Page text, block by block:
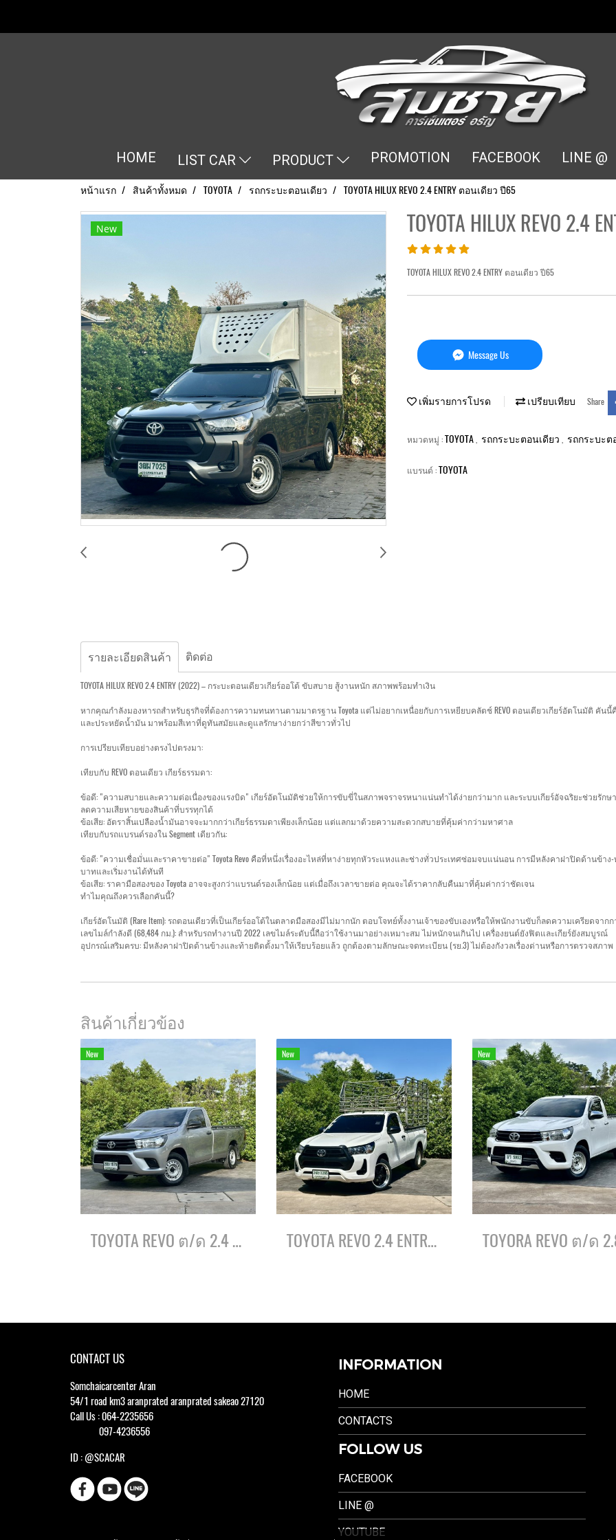
HOME LIST CAR PRODUCT PROMOTION FACEBOOK LINE @
หน้าแรก สินค้าทั้งหมด TOYOTA รถกระบะตอนเดียว TOYOTA HILUX REVO 2.4 ENTRY ตอนเดียว ปี65
New TOYOTA HILUX REVO
TOYOTA HILUX REVO 2.4 ENTRY ตอนเดียว ปี65
Message Us
เพิ่มรายการโปรด เปรียบเทียบ Share
หมวดหมู่ :TOYOTA รถกระบะตอนเดียว รถกระบะต
แบรนด์ :TOYOTA
รายละเอียดสินค้า ติดต่อ
TOYOTA HILUX REVO 2.4 ENTRY (2022) – กระบะตอนเดียวเกียร์ออโต้ ขับสบาย สู้งานหนัก สภาพพร้อมทำเงิน
หากคุณกำลังมองหารถสำหรับธุรกิจที่ต้องการความทนทานตามมาตรฐาน Toyota แต่ไม่อยากเหนื่อยกับการเหยียบคลัตช์ REVO ตอนเดียวเกียร์อัตโนมัติ คันนี้คื
และประหยัดน้ำมัน มาพร้อมสีเทาที่ดูทันสมัยและดูแลรักษาง่ายกว่าสีขาวทั่วไป
การเปรียบเทียบอย่างตรงไปตรงมา:
เทียบกับ REVO ตอนเดียว เกียร์ธรรมดา:
ข้อดี: "ความสบายและความต่อเนื่องของแรงบิด" เกียร์อัตโนมัติช่วยให้การขับขี่ในสภาพจราจรหนาแน่นทำได้ง่ายกว่ามาก และระบบเกียร์อัจฉริยะช่วยรัก
ลดความเสียหายของสินค้าที่บรรทุกได้
ข้อเสีย: อัตราสิ้นเปลืองน้ำมันอาจจะมากกว่าเกียร์ธรรมดาเพียงเล็กน้อย แต่แลกมาด้วยความสะดวกสบายที่คุ้มค่ากว่ามหาศาล
เทียบกับรถแบรนด์รองใน Segment เดียวกัน:
ข้อดี: "ความเชื่อมั่นและราคาขายต่อ" Toyota Revo คือที่หนึ่งเรื่องอะไหล่ที่หาง่ายทุกหัวระแหงและช่างทั่วประเทศซ่อมจบแน่นอน การมีหลังคาฝาปิดด้านข้
บาทและเริ่มงานได้ทันที
ข้อเสีย: ราคามือสองของ Toyota อาจจะสูงกว่าแบรนด์รองเล็กน้อย แต่เมื่อถึงเวลาขายต่อ คุณจะได้ราคากลับคืนมาที่คุ้มค่ากว่าชัดเจน
ทำไมคุณถึงควรเลือกคันนี้?
เกียร์อัตโนมัติ (Rare Item): รถตอนเดียวที่เป็นเกียร์ออโต้ในตลาดมือสองมีไม่มากนัก ตอบโจทย์ทั้งงานเจ้าของขับเองหรือให้พนักงานขับก็ลดความเครียดจาก
เลขไมล์กำลังดี (68,484 กม.): สำหรับรถทำงานปี 2022 เลขไมล์ระดับนี้ถือว่าใช้งานมาอย่างเหมาะสม ไม่หนักจนเกินไป เครื่องยนต์ยังฟิตและเกียร์ยังสมบูรณ์
อุปกรณ์เสริมครบ: มีหลังคาฝาปิดด้านข้างและท้ายติดตั้งมาให้เรียบร้อยแล้ว ถูกต้องตามลักษณะจดทะเบียน (รย.3) ไม่ต้องกังวลเรื่องด่านหรือการตรวจสภาพ
สินค้าเกี่ยวข้อง
New
TOYOTA REVO ต/ด 2.4 J ปี62
New
TOYOTA REVO 2.4 ENTRY ต/ด เพลาลอย ปี66
New
CONTACT US
Somchaicarcenter Aran
54/1 road km3 aranprated aranprated sakeao 27120
Call Us : 064-2235656
097-4236556
ID : @SCACAR
INFORMATION
HOME
CONTACTS
FOLLOW US
FACEBOOK
LINE @
YOUTUBE